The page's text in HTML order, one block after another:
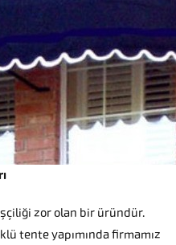
zor olan bir üründür.
tente yapımında firmamız